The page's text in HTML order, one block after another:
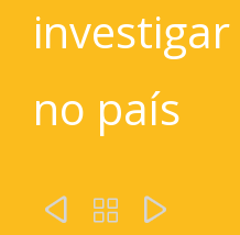
no país
  